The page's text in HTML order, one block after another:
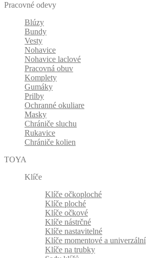
Pracovné odevy
Blúzy
Bundy
Vesty
Nohavice
Nohavice laclové
Pracovná obuv
Komplety
Gumáky
Prilby
Ochranné okuliare
Masky
Chrániče sluchu
Rukavice
Chrániče kolien
TOYA
Klíče
Klíče očkoploché
Klíče ploché
Klíče očkové
Klíče nástrčné
Klíče nastavitelné
Klíče momentové a univerzální
Klíče na trubky